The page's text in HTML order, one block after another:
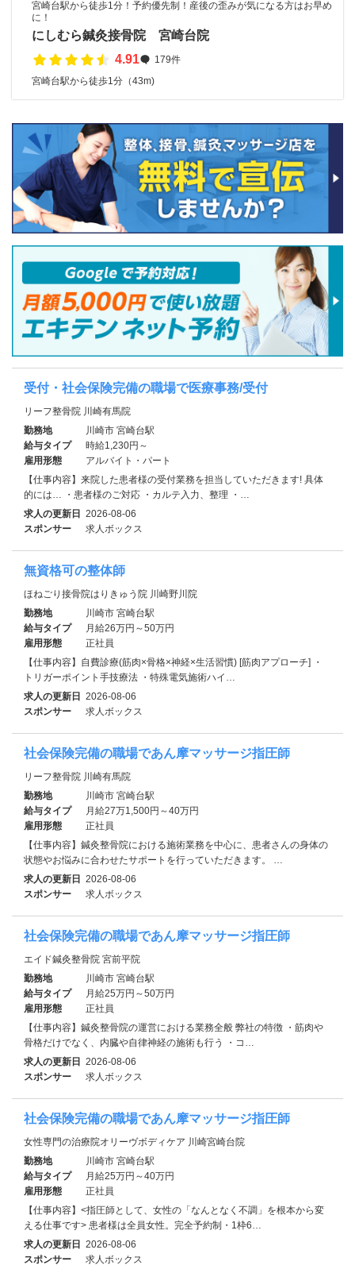
宮崎台駅から徒歩1分！予約優先制！産後の歪みが気になる方はお早め
に！
にしむら鍼灸接骨院 宮崎台院
4.91
179件
宮崎台駅から徒歩1分（43m)
受付・社会保険完備の職場で医療事務/受付
リーフ整骨院 川崎有馬院
勤務地
川崎市 宮崎台駅
給与タイプ
時給1,230円～
雇用形態
アルバイト・パート
【仕事内容】来院した患者様の受付業務を担当していただきます! 具体
的には… ・患者様のご対応 ・カルテ入力、整理 ・…
求人の更新日 2026-08-06
スポンサー
求人ボックス
無資格可の整体師
ほねごり接骨院はりきゅう院 川崎野川院
勤務地
川崎市 宮崎台駅
給与タイプ
月給26万円～50万円
雇用形態
正社員
【仕事内容】自費診療(筋肉×骨格×神経×生活習慣) [筋肉アプローチ] ・
トリガーポイント手技療法 ・特殊電気施術ハイ…
求人の更新日 2026-08-06
スポンサー
求人ボックス
社会保険完備の職場であん摩マッサージ指圧師
リーフ整骨院 川崎有馬院
勤務地
川崎市 宮崎台駅
給与タイプ
月給27万1,500円～40万円
雇用形態
正社員
【仕事内容】鍼灸整骨院における施術業務を中心に、患者さんの身体の
状態やお悩みに合わせたサポートを行っていただきます。 …
求人の更新日 2026-08-06
スポンサー
求人ボックス
社会保険完備の職場であん摩マッサージ指圧師
エイド鍼灸整骨院 宮前平院
勤務地
川崎市 宮崎台駅
給与タイプ
月給25万円～50万円
雇用形態
正社員
【仕事内容】鍼灸整骨院の運営における業務全般 弊社の特徴 ・筋肉や
骨格だけでなく、内臓や自律神経の施術も行う ・コ…
求人の更新日 2026-08-06
スポンサー
求人ボックス
社会保険完備の職場であん摩マッサージ指圧師
女性専門の治療院オリーヴボディケア 川崎宮崎台院
勤務地
川崎市 宮崎台駅
給与タイプ
月給25万円～40万円
雇用形態
正社員
【仕事内容】<指圧師として、女性の「なんとなく不調」を根本から変
える仕事です> 患者様は全員女性。完全予約制・1枠6…
求人の更新日 2026-08-06
スポンサー
求人ボックス